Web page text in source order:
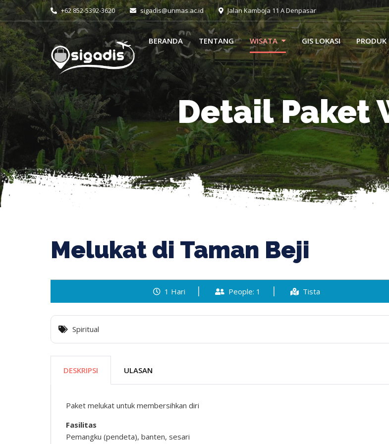
+62 852-5392-3620 sigadis@unmas.ac.id Jalan Kamboja 11 A Denpasar
BERANDA TENTANG WISATA GIS LOKASI
Detail Paket
Melukat di Taman Beji
Melukat di Taman Beji
1 Hari People: 1 Tista
Spiritual
DESKRIPSI ULASAN
Paket melukat untuk membersihkan diri
Fasilitas
Pemangku (pendeta), banten, sesari